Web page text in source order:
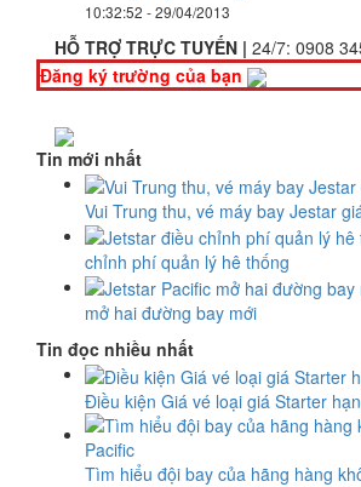
10:32:52 - 29/04/2013
HỖ TRỢ TRỰC TUYẾN | 24/7: 0908
Đăng ký trường của bạn
Tin mới nhất
Vui Trung thu, vé máy bay Jestar
chỉnh phí quản lý hê thống
mở hai đường bay mới
Tin đọc nhiều nhất
Điều kiện Giá vé loại giá Starter
Tìm hiểu đội bay của hãng hàng